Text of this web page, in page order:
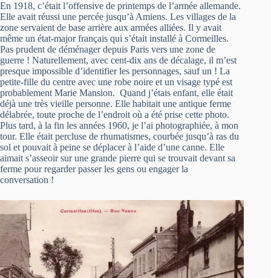
En 1918, c’était l’offensive de printemps de l’armée allemande.
Elle avait réussi une percée jusqu’à Amiens. Les villages de la
zone servaient de base arrière aux armées alliées. Il y avait
même un état-major français qui s’était installé à Cormeilles.
Pas prudent de déménager depuis Paris vers une zone de
guerre ! Naturellement, avec cent-dix ans de décalage, il m’est
presque impossible d’identifier les personnages, sauf un ! La
petite-fille du centre avec une robe noire et un visage typé est
probablement Marie Mansion. Quand j’étais enfant, elle était
déjà une très vieille personne. Elle habitait une antique ferme
délabrée, toute proche de l’endroit où a été prise cette photo.
Plus tard, à la fin les années 1960, je l’ai photographiée, à mon
tour. Elle était percluse de rhumatismes, courbée jusqu’à ras du
sol et pouvait à peine se déplacer à l’aide d’une canne. Elle
aimait s’asseoir sur une grande pierre qui se trouvait devant sa
ferme pour regarder passer les gens ou engager la
conversation !